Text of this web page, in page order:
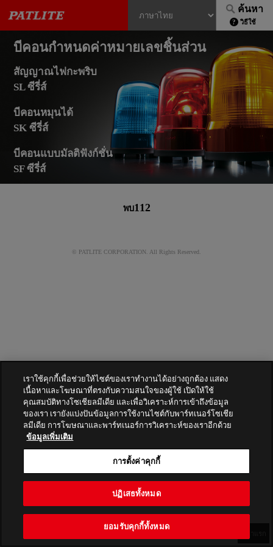
ค้นหา
วิธีใช้
บีคอนกำหนดค่าหมายเลขชิ้นส่วน
สัญญาณไฟกะพริบ
SL ซีรี่ส์
บีคอนหมุนได้
SK ซีรี่ส์
บีคอนแบบมัลติฟังก์ชั่น
SF ซีรี่ส์
พบ112
© PATLITE CORPORATION. All Rights Reserved.
เราใช้คุกกี้เพื่อช่วยให้ไซต์ของเราทำงานได้อย่างถูกต้อง แสดง
เนื้อหาและโฆษณาที่ตรงกับความสนใจของผู้ใช้ เปิดให้ใช้
คุณสมบัติทางโซเชียลมีเดีย และเพื่อวิเคราะห์การเข้าถึงข้อมูล
ของเรา เรายังแบ่งปันข้อมูลการใช้งานไซต์กับพาร์ทเนอร์โซเชีย
ลมีเดีย การโฆษณาและพาร์ทเนอร์การวิเคราะห์ของเราอีกด้วย
ข้อมูลเพิ่มเติม
การตั้งค่าคุกกี้
ปฏิเสธทั้งหมด
ยอมรับคุกกี้ทั้งหมด